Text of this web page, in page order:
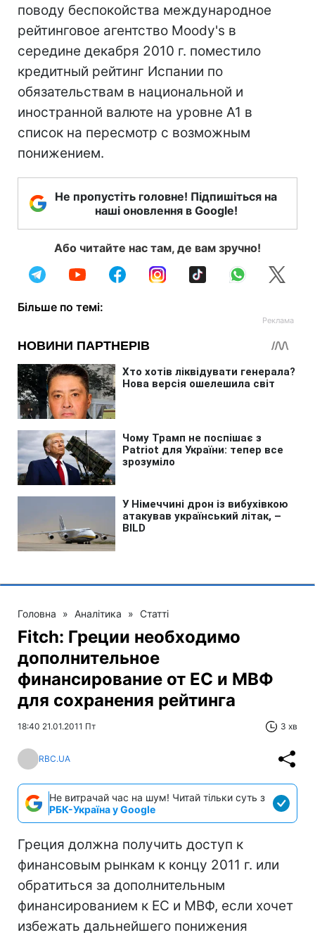
поводу беспокойства международное
рейтинговое агентство Moody's в
середине декабря 2010 г. поместило
кредитный рейтинг Испании по
обязательствам в национальной и
иностранной валюте на уровне А1 в
список на пересмотр с возможным
понижением.
Не пропустіть головне! Підпишіться на
наші оновлення в Google!
Або читайте нас там, де вам зручно!
Більше по темі:
Головна » Аналітика » Статті
Fitch: Греции необходимо
дополнительное
финансирование от ЕС и МВФ
для сохранения рейтинга
18:40 21.01.2011 Пт 3 хв
RBC.UA
Не витрачай час на шум! Читай тільки суть з
РБК-Україна у Google
Греция должна получить доступ к
финансовым рынкам к концу 2011 г. или
обратиться за дополнительным
финансированием к ЕС и МВФ, если хочет
избежать дальнейшего понижения